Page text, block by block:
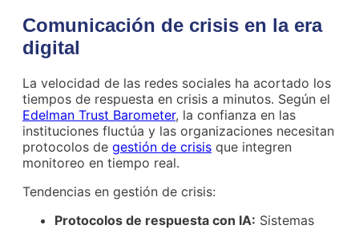
Comunicación de crisis en la era
digital
La velocidad de las redes sociales ha acortado los
tiempos de respuesta en crisis a minutos. Según el
Edelman Trust Barometer, la confianza en las
instituciones fluctúa y las organizaciones necesitan
protocolos de gestión de crisis que integren
monitoreo en tiempo real.
Tendencias en gestión de crisis:
Protocolos de respuesta con IA: Sistemas